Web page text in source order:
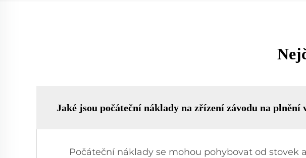
Jaké jsou počáteční náklady na zřízení závodu na plnění
Počáteční náklady se mohou pohybovat od stovek